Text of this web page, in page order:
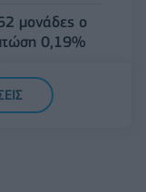
μονάδες ο
0,19%
κατά